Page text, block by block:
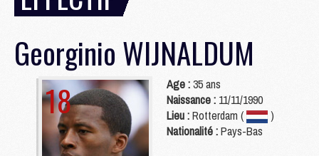
GeorginioWIJNALDUM
18
Age :35 ans
Naissance : 11/11/1990
Lieu :Rotterdam (
)
Nationalité :Pays-Bas